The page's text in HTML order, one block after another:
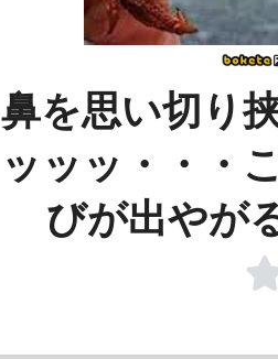
鼻を思い切り
ッッッ・・・
びが出やが